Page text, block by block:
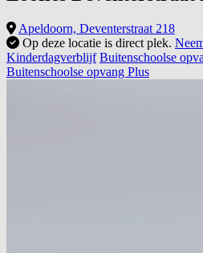
Apeldoorn, Deventerstraat 218
Op deze locatie is direct plek.
Kinderdagverblijf Buitenschoolse
Buitenschoolse opvang Plus